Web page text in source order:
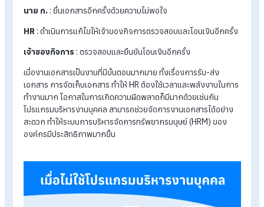
HR : ถึงวันคำนวณเงินเดือนจึงรวบรวมเอกสารการลาของพนักง
แต่เอกสารของนาย ก. นั้น ถูกรวบรวมไปขณะที่เก็บกระดาษเสียหน้
เดียว
HR: เมื่อคำนวณเงินเดือนเสร็จจึงส่งให้เจ้าของกิจการตรวจสอบ
ยืนยัน
เจ้าของกิจการ: ตรวจสอบและยืนยันการโอนเงินเดือนตามปกติ
นาย ก.: เมื่อเงินเดือนเข้าถึงทราบว่า มีความผิดพลาดเกิดขึ้น จึงแ
: ยื่นเอกสารอีกครั้งด้วยความไม่พอใจ